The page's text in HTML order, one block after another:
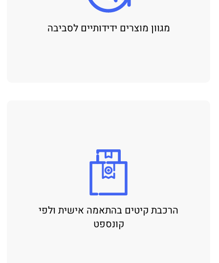
מגוון מוצרים ידידותיים לסביבה
הרכבת קיטים בהתאמה אישית ולפי
קונספט